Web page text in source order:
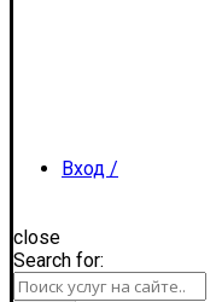
Вход /
Регистрация
close
Search for: